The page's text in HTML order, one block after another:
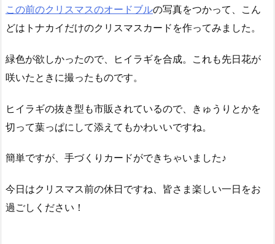
この前のクリスマスのオードブルの写真をつかって、こん
どはトナカイだけのクリスマスカードを作ってみました。
緑色が欲しかったので、ヒイラギを合成。これも先日花が
咲いたときに撮ったものです。
ヒイラギの抜き型も市販されているので、きゅうりとかを
切って葉っぱにして添えてもかわいいですね。
簡単ですが、手づくりカードができちゃいました♪
今日はクリスマス前の休日ですね、皆さま楽しい一日をお
過ごしください！